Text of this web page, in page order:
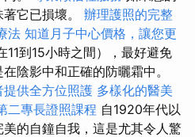
它已損壞。 辦理護照的完整
法 知道月子中心價格，讓您更
11到15小時之間），最好避免
陰影中和正確的防曬霜中。
供全方位照護 多樣化的醫美
二專長證照課程 自1920年代以
的自鐘自我，這是尤其令人驚